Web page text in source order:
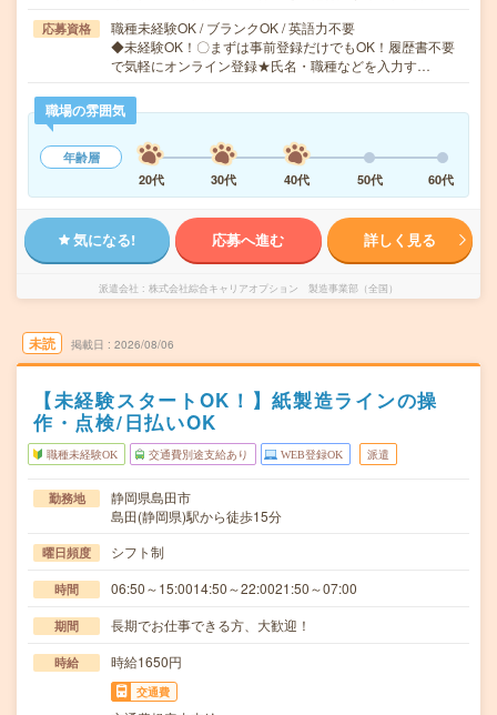
応募資格
職種未経験OK / ブランクOK / 英語力不要
◆未経験OK！〇まずは事前登録だけでもOK！履歴書不要
で気軽にオンライン登録★氏名・職種などを入力す…
職場の雰囲気
年齢層
20代
30代 40代 50代 60代
気になる! 応募へ進む 詳しく見る
派遣会社 株式会社綜合キャリアオプション 製造事業部（全国）
未読 掲載日 2026/08/06
【未経験スタートOK！】紙製造ラインの操
作・点検/日払いOK
職種未経験OK 交通費別途支給あり WEB登録OK 派遣
勤務地
静岡県島田市
島田(静岡県)駅から徒歩15分
曜日頻度 シフト制
時間 06:50～15:0014:50～22:0021:50～07:00
期間 長期でお仕事できる方、大歓迎！
時給 時給1650円
交通費